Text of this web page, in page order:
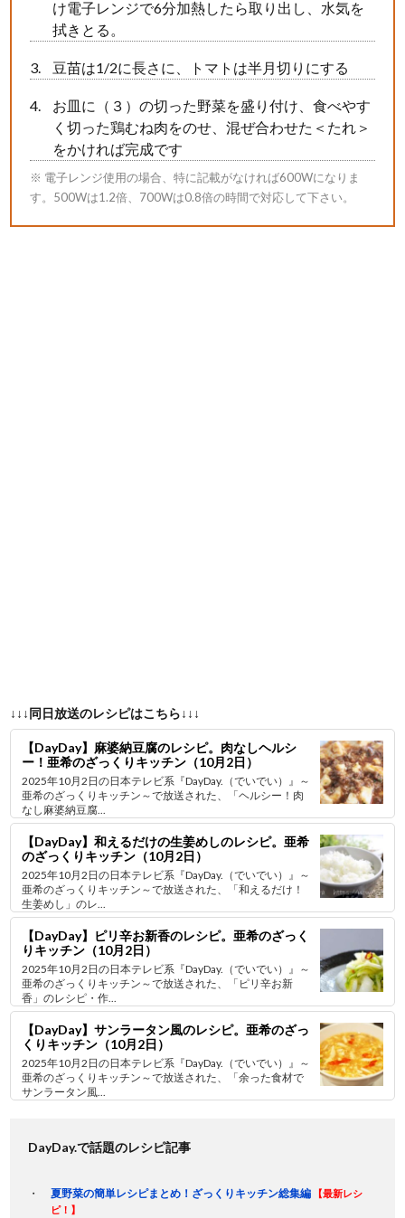
け電子レンジで6分加熱したら取り出し、水気を
拭きとる。
豆苗は1/2に長さに、トマトは半月切りにする
お皿に（３）の切った野菜を盛り付け、食べやす
く切った鶏むね肉をのせ、混ぜ合わせた＜たれ＞
をかければ完成です
※ 電子レンジ使用の場合、特に記載がなければ600Wになりま
す。500Wは1.2倍、700Wは0.8倍の時間で対応して下さい。
↓↓↓同日放送のレシピはこちら↓↓↓
【DayDay】麻婆納豆腐のレシピ。肉なしヘルシ
ー！亜希のざっくりキッチン（10月2日）
2025年10月2日の日本テレビ系『DayDay.（でいでい）』～
亜希のざっくりキッチン～で放送された、「ヘルシー！肉
なし麻婆納豆腐...
【DayDay】和えるだけの生姜めしのレシピ。亜希
のざっくりキッチン（10月2日）
2025年10月2日の日本テレビ系『DayDay.（でいでい）』～
亜希のざっくりキッチン～で放送された、「和えるだけ！
生姜めし」のレ...
【DayDay】ピリ辛お新香のレシピ。亜希のざっく
りキッチン（10月2日）
2025年10月2日の日本テレビ系『DayDay.（でいでい）』～
亜希のざっくりキッチン～で放送された、「ピリ辛お新
香」のレシピ・作...
【DayDay】サンラータン風のレシピ。亜希のざっ
くりキッチン（10月2日）
2025年10月2日の日本テレビ系『DayDay.（でいでい）』～
亜希のざっくりキッチン～で放送された、「余った食材で
サンラータン風...
DayDay.で話題のレシピ記事
夏野菜の簡単レシピまとめ！ざっくりキッチン総集編
【最新レシ
ピ！】